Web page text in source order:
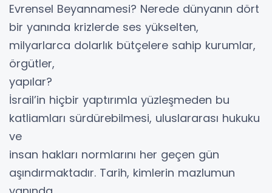
Evrensel Beyannamesi? Nerede dünyanın dört
bir yanında krizlerde ses yükselten,
milyarlarca dolarlık bütçelere sahip kurumlar,
örgütler,
yapılar?
İsrail’in hiçbir yaptırımla yüzleşmeden bu
katliamları sürdürebilmesi, uluslararası hukuku
ve
insan hakları normlarını her geçen gün
aşındırmaktadır. Tarih, kimlerin mazlumun